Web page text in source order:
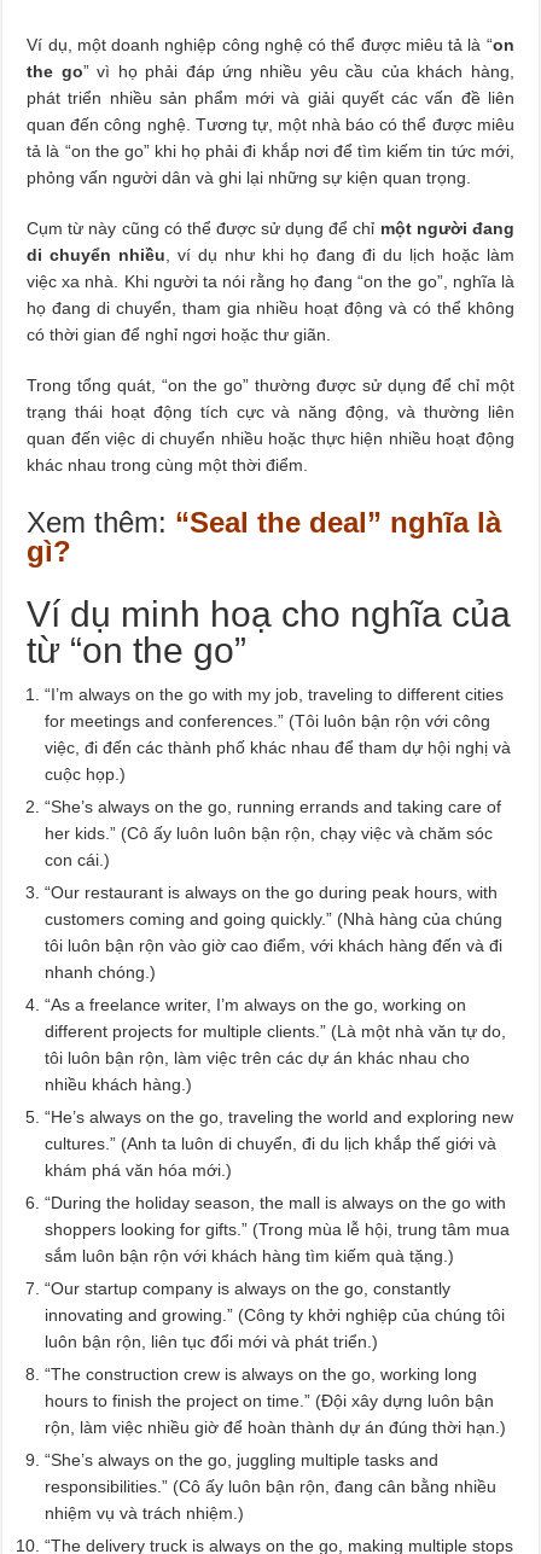
Ví dụ, một doanh nghiệp công nghệ có thể được miêu tả là “on
the go” vì họ phải đáp ứng nhiều yêu cầu của khách hàng,
phát triển nhiều sản phẩm mới và giải quyết các vấn đề liên
quan đến công nghệ. Tương tự, một nhà báo có thể được miêu
tả là “on the go” khi họ phải đi khắp nơi để tìm kiếm tin tức mới,
phỏng vấn người dân và ghi lại những sự kiện quan trọng.
Cụm từ này cũng có thể được sử dụng để chỉ một người đang
di chuyển nhiều , ví dụ như khi họ đang đi du lịch hoặc làm
việc xa nhà. Khi người ta nói rằng họ đang “on the go”, nghĩa là
họ đang di chuyển, tham gia nhiều hoạt động và có thể không
có thời gian để nghỉ ngơi hoặc thư giãn.
Trong tổng quát, “on the go” thường được sử dụng để chỉ một
trạng thái hoạt động tích cực và năng động, và thường liên
quan đến việc di chuyển nhiều hoặc thực hiện nhiều hoạt động
khác nhau trong cùng một thời điểm.
Xem thêm: “Seal the deal” nghĩa là
gì?
Ví dụ minh hoạ cho nghĩa của
từ “on the go”
“I’m always on the go with my job, traveling to different cities
for meetings and conferences.” (Tôi luôn bận rộn với công
việc, đi đến các thành phố khác nhau để tham dự hội nghị và
cuộc họp.)
“She’s always on the go, running errands and taking care of
her kids.” (Cô ấy luôn luôn bận rộn, chạy việc và chăm sóc
con cái.)
“Our restaurant is always on the go during peak hours, with
customers coming and going quickly.” (Nhà hàng của chúng
tôi luôn bận rộn vào giờ cao điểm, với khách hàng đến và đi
nhanh chóng.)
“As a freelance writer, I’m always on the go, working on
different projects for multiple clients.” (Là một nhà văn tự do,
tôi luôn bận rộn, làm việc trên các dự án khác nhau cho
nhiều khách hàng.)
“He’s always on the go, traveling the world and exploring new
cultures.” (Anh ta luôn di chuyển, đi du lịch khắp thế giới và
khám phá văn hóa mới.)
“During the holiday season, the mall is always on the go with
shoppers looking for gifts.” (Trong mùa lễ hội, trung tâm mua
sắm luôn bận rộn với khách hàng tìm kiếm quà tặng.)
“Our startup company is always on the go, constantly
innovating and growing.” (Công ty khởi nghiệp của chúng tôi
luôn bận rộn, liên tục đổi mới và phát triển.)
“The construction crew is always on the go, working long
hours to finish the project on time.” (Đội xây dựng luôn bận
rộn, làm việc nhiều giờ để hoàn thành dự án đúng thời hạn.)
“She’s always on the go, juggling multiple tasks and
responsibilities.” (Cô ấy luôn bận rộn, đang cân bằng nhiều
nhiệm vụ và trách nhiệm.)
“The delivery truck is always on the go, making multiple stops